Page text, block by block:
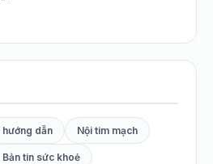
dẫn Nội tim mạch
Bản tin sức khoẻ